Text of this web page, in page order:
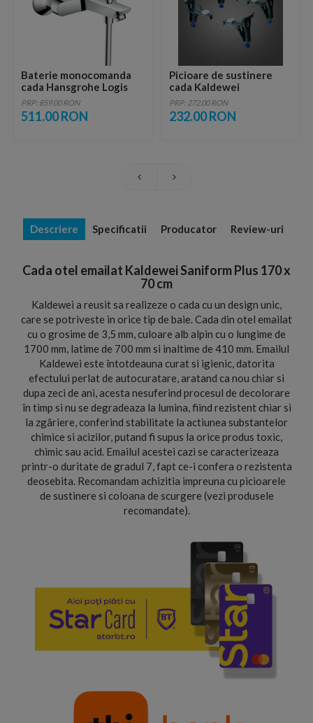
Baterie monocomanda
cada Hansgrohe Logis
PRP: 859.00 RON
511.00 RON
Picioare de sustinere
cada Kaldewei
PRP: 272.00 RON
232.00 RON
Descriere Specificatii Producator Review-uri
Cada otel emailat Kaldewei Saniform Plus 170 x
70 cm
Kaldewei a reusit sa realizeze o cada cu un design unic,
care se potriveste in orice tip de baie. Cada din otel emailat
cu o grosime de 3,5 mm, culoare alb alpin cu o lungime de
1700 mm, latime de 700 mm si inaltime de 410 mm. Emailul
Kaldewei este întotdeauna curat si igienic, datorita
efectului perlat de autocuratare, aratand ca nou chiar si
dupa zeci de ani, acesta nesuferind procesul de decolorare
în timp si nu se degradeaza la lumina, fiind rezistent chiar si
la zgâriere, conferind stabilitate la actiunea substantelor
chimice si acizilor, putand fi supus la orice produs toxic,
chimic sau acid. Emailul acestei cazi se caracterizeaza
printr-o duritate de gradul 7, fapt ce-i confera o rezistenta
deosebita. Recomandam achizitia impreuna cu picioarele
de sustinere si coloana de scurgere (vezi produsele
recomandate).